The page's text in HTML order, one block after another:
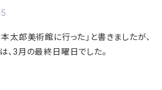
太郎美術館に行った」と書きましたが、
、3月の最終日曜日でした。